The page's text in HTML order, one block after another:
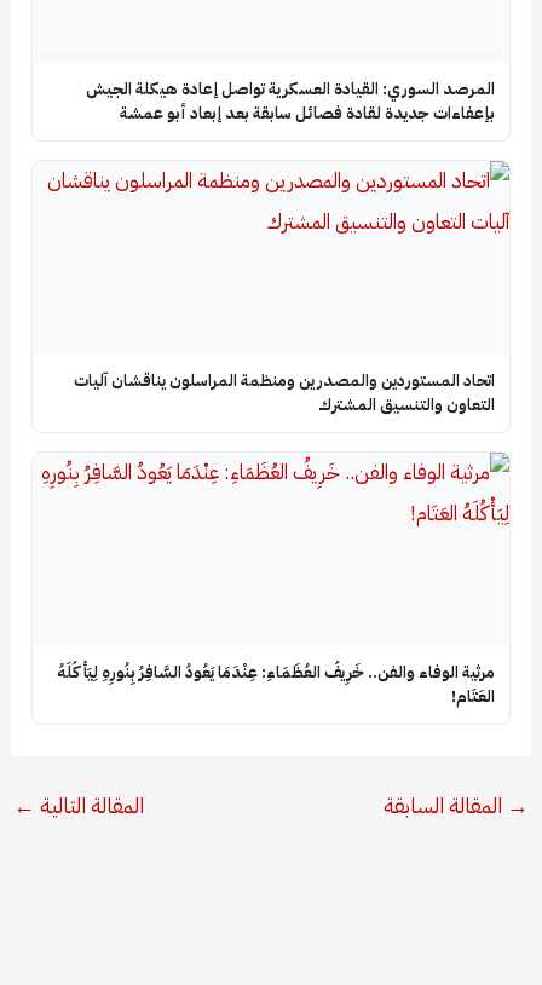
المرصد السوري: القيادة العسكرية تواصل إعادة هيكلة الجيش
بإعفاءات جديدة لقادة فصائل سابقة بعد إبعاد أبو عمشة
اتحاد المستوردين والمصدرين ومنظمة المراسلون يناقشان آليات
التعاون والتنسيق المشترك
​مرثية الوفاء والفن.. خَرِيفُ العُظَمَاءِ: عِنْدَمَا يَعُودُ السَّافِرُ بِنُورِهِ لِيَأْكُلَهُ
العَتَام!
→ المقالة السابقة المقالة التالية ←